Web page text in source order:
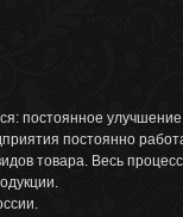
постоянное улучшение
постоянно
товара. Весь